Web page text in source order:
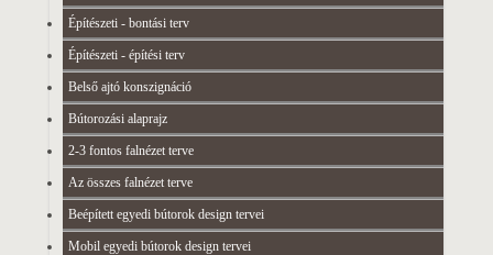
Építészeti - bontási terv
Építészeti - építési terv
Belső ajtó konszignáció
Bútorozási alaprajz
2-3 fontos falnézet terve
Az összes falnézet terve
Beépített egyedi bútorok design tervei
Mobil egyedi bútorok design tervei